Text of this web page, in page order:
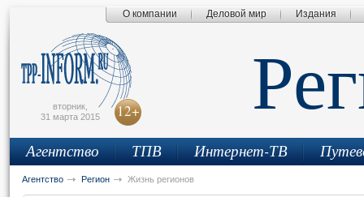
О компании Деловой мир Издания
вторник,
31 марта 2015
12+
Агентство ТПВ Интернет-ТВ
Агентство Регион Жизнь регионов